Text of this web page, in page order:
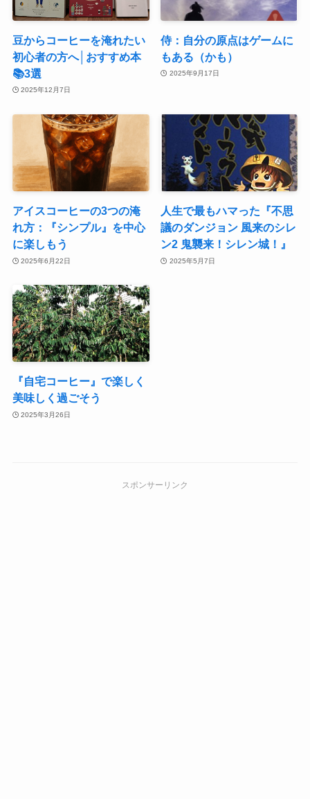
豆からコーヒーを淹れたい
初心者の方へ│おすすめ本
📚3選
2025年12月7日
侍：自分の原点はゲームに
もある（かも）
2025年9月17日
アイスコーヒーの3つの淹
れ方：『シンプル』を中心
に楽しもう
2025年6月22日
人生で最もハマった『不思
議のダンジョン 風来のシレ
ン2 鬼襲来！シレン城！』
2025年5月7日
『自宅コーヒー』で楽しく
美味しく過ごそう
2025年3月26日
スポンサーリンク